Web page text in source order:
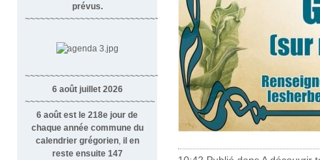
prévus.
~~~~~~~~~~~~~~~~~~~~~~~~~~~~
~~~~~~~~~~~~~~~~~~~~~~~~~~~~~~
6 août juillet 2026
~~~~~~~~~~~~~~~~~~~~~~~~~~
6 août est le 218e jour de
chaque année commune du
calendrier grégorien il en
reste ensuite 147